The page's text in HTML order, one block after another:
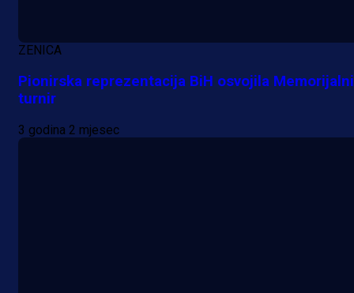
reprezentativca!
1 dan 19 h
ZENICA
Pionirska reprezentacija BiH osvojila Memorijalni
turnir
3 godina 2 mjesec